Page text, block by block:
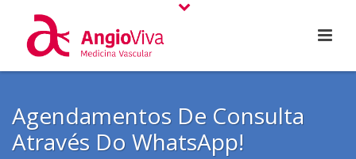
Agendamentos De Consulta
Através Do WhatsApp!